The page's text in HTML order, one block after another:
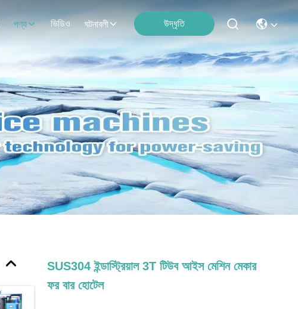
পণ্য ভিডিও ঘটনাবলী উদ্ধৃতি
SUS304 ইন্ডাস্ট্রিয়াল 3T টিউব আইস মেশিন মেকার
ফর বার হোটেল